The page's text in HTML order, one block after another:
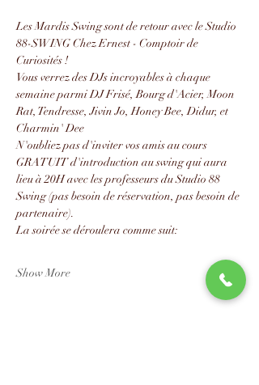
Les Mardis Swing sont de retour avec le Studio
88-SWING Chez Ernest - Comptoir de
Curiosités !
Vous verrez des DJs incroyables à chaque
semaine parmi DJ Frisé, Bourg d'Acier, Moon
Rat, Tendresse, Jivin Jo, Honey Bee, Didur, et
Charmin' Dee
N'oubliez pas d'inviter vos amis au cours
GRATUIT d'introduction au swing qui aura
lieu à 20H avec les professeurs du Studio 88
Swing (pas besoin de réservation, pas besoin de
partenaire).
La soirée se déroulera comme suit:
Show More